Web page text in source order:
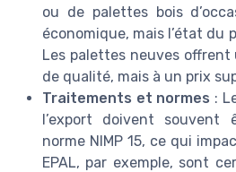
ou de palettes bois
économique, mais l’état du
Les palettes neuves
de qualité, mais à un prix
Traitements et normes :
l’export doivent souvent
norme NIMP 15, ce qui
EPAL, par exemple, sont